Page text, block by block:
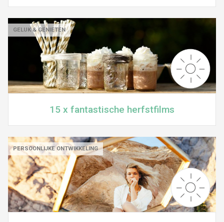
GELUK & GENIETEN
15 x fantastische herfstfilms
PERSOONLIJKE ONTWIKKELING